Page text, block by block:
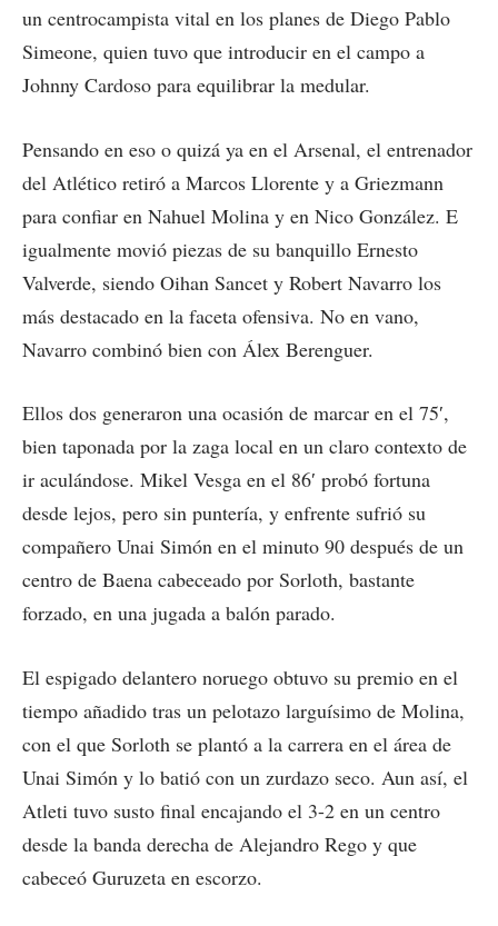
un centrocampista vital en los planes de Diego Pablo
Simeone, quien tuvo que introducir en el campo a
Johnny Cardoso para equilibrar la medular.
Pensando en eso o quizá ya en el Arsenal, el entrenador
del Atlético retiró a Marcos Llorente y a Griezmann
para confiar en Nahuel Molina y en Nico González. E
igualmente movió piezas de su banquillo Ernesto
Valverde, siendo Oihan Sancet y Robert Navarro los
más destacado en la faceta ofensiva. No en vano,
Navarro combinó bien con Álex Berenguer.
Ellos dos generaron una ocasión de marcar en el 75′,
bien taponada por la zaga local en un claro contexto de
ir aculándose. Mikel Vesga en el 86′ probó fortuna
desde lejos, pero sin puntería, y enfrente sufrió su
compañero Unai Simón en el minuto 90 después de un
centro de Baena cabeceado por Sorloth, bastante
forzado, en una jugada a balón parado.
El espigado delantero noruego obtuvo su premio en el
tiempo añadido tras un pelotazo larguísimo de Molina,
con el que Sorloth se plantó a la carrera en el área de
Unai Simón y lo batió con un zurdazo seco. Aun así, el
Atleti tuvo susto final encajando el 3-2 en un centro
desde la banda derecha de Alejandro Rego y que
cabeceó Guruzeta en escorzo.